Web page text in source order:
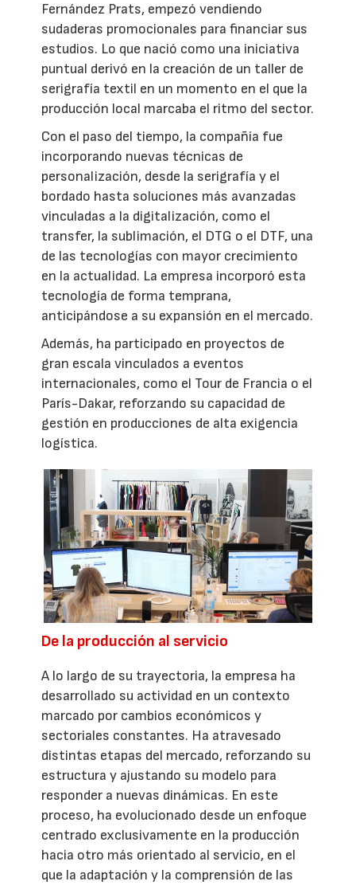
Fernández Prats, empezó vendiendo
sudaderas promocionales para financiar sus
estudios. Lo que nació como una iniciativa
puntual derivó en la creación de un taller de
serigrafía textil en un momento en el que la
producción local marcaba el ritmo del sector.
Con el paso del tiempo, la compañía fue
incorporando nuevas técnicas de
personalización, desde la serigrafía y el
bordado hasta soluciones más avanzadas
vinculadas a la digitalización, como el
transfer, la sublimación, el DTG o el DTF, una
de las tecnologías con mayor crecimiento
en la actualidad. La empresa incorporó esta
tecnología de forma temprana,
anticipándose a su expansión en el mercado.
Además, ha participado en proyectos de
gran escala vinculados a eventos
internacionales, como el Tour de Francia o el
París-Dakar, reforzando su capacidad de
gestión en producciones de alta exigencia
logística.
De la producción al servicio
A lo largo de su trayectoria, la empresa ha
desarrollado su actividad en un contexto
marcado por cambios económicos y
sectoriales constantes. Ha atravesado
distintas etapas del mercado, reforzando su
estructura y ajustando su modelo para
responder a nuevas dinámicas. En este
proceso, ha evolucionado desde un enfoque
centrado exclusivamente en la producción
hacia otro más orientado al servicio, en el
que la adaptación y la comprensión de las